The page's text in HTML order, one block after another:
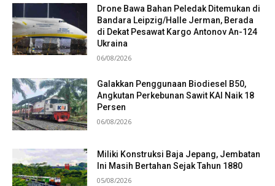
Drone Bawa Bahan Peledak Ditemukan di
Bandara Leipzig/Halle Jerman, Berada
di Dekat Pesawat Kargo Antonov An-124
Ukraina
06/08/2026
Galakkan Penggunaan Biodiesel B50,
Angkutan Perkebunan Sawit KAI Naik 18
Persen
06/08/2026
Miliki Konstruksi Baja Jepang, Jembatan
Ini Masih Bertahan Sejak Tahun 1880
05/08/2026